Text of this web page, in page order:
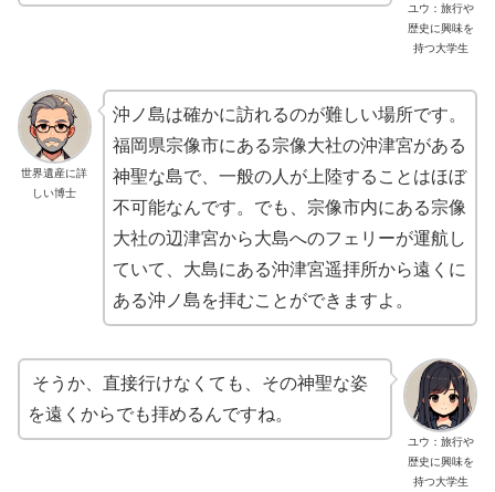
ユウ：旅行や
歴史に興味を
持つ大学生
世界遺産に詳
しい博士
沖ノ島は確かに訪れるのが難しい場所です。
福岡県宗像市にある宗像大社の沖津宮がある
神聖な島で、一般の人が上陸することはほぼ
不可能なんです。でも、宗像市内にある宗像
大社の辺津宮から大島へのフェリーが運航し
ていて、大島にある沖津宮遥拝所から遠くに
ある沖ノ島を拝むことができますよ。
ユウ：旅行や
歴史に興味を
持つ大学生
そうか、直接行けなくても、その神聖な姿
を遠くからでも拝めるんですね。